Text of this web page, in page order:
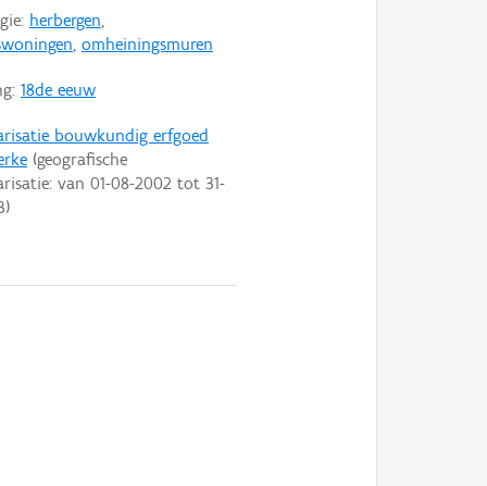
herbergen,
, omheiningsmuren
18de eeuw
bouwkundig erfgoed
(geografische
van 01-08-2002tot 31-
)